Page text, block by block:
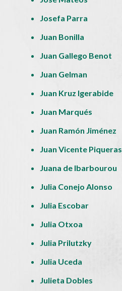
Josefa Parra
Juan Bonilla
Juan Gallego Benot
Juan Gelman
Juan Kruz Igerabide
Juan Marqués
Juan Ramón Jiménez
Juan Vicente Piqueras
Juana de Ibarbourou
Julia Conejo Alonso
Julia Escobar
Julia Otxoa
Julia Prilutzky
Julia Uceda
Julieta Dobles